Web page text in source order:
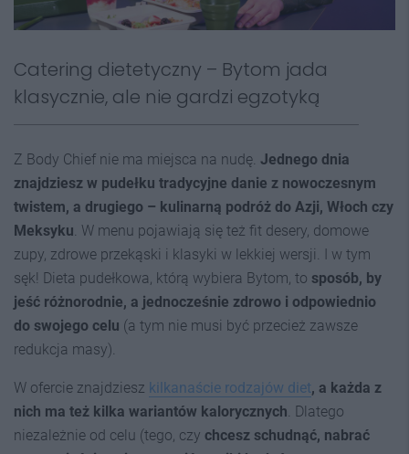
Catering dietetyczny – Bytom jada
klasycznie, ale nie gardzi egzotyką
Z Body Chief nie ma miejsca na nudę. Jednego dnia
znajdziesz w pudełku tradycyjne danie z nowoczesnym
twistem, a drugiego – kulinarną podróż do Azji, Włoch czy
Meksyku. W menu pojawiają się też fit desery, domowe
zupy, zdrowe przekąski i klasyki w lekkiej wersji. I w tym
sęk! Dieta pudełkowa, którą wybiera Bytom, to sposób, by
jeść różnorodnie, a jednocześnie zdrowo i odpowiednio
do swojego celu (a tym nie musi być przecież zawsze
redukcja masy).
W ofercie znajdziesz kilkanaście rodzajów diet, a każda z
nich ma też kilka wariantów kalorycznych. Dlatego
niezależnie od celu (tego, czy chcesz schudnąć, nabrać